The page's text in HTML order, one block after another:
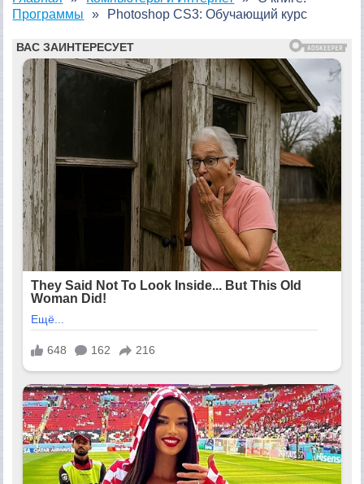
Программы
Photoshop CS3: Обучающий курс